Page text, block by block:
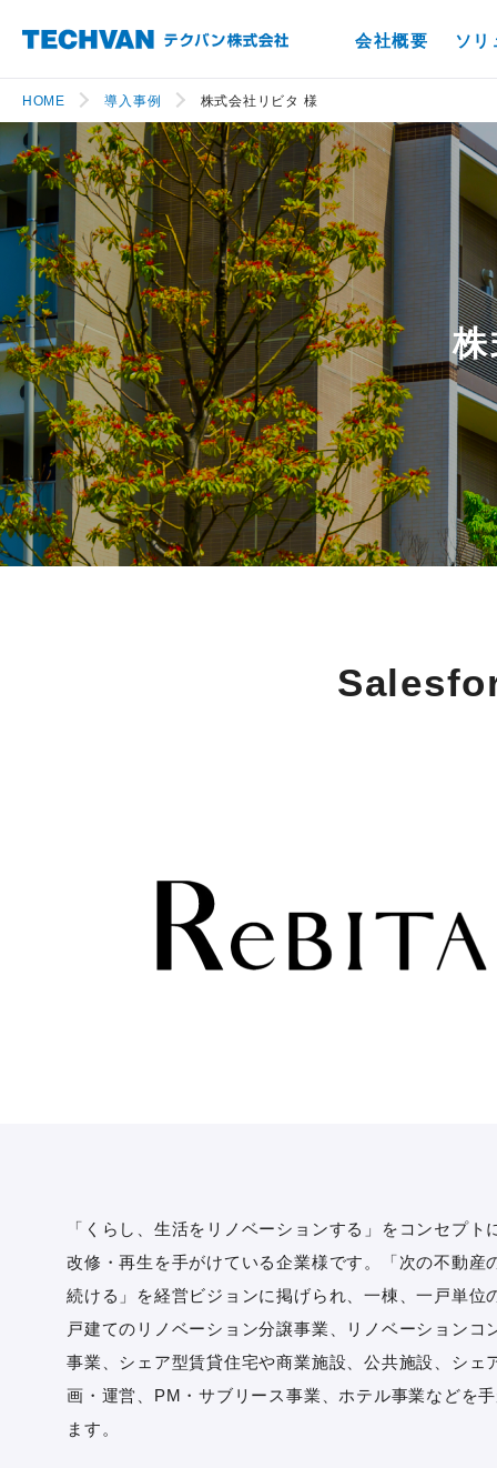
会社概要 ソリ
HOME 導入事例 株式会社リビタ 様
「くらし、生活をリノベーションする」をコンセプト
改修・再生を手がけている企業様です。「次の不動産
続ける」を経営ビジョンに掲げられ、一棟、一戸単位
戸建てのリノベーション分譲事業、リノベーションコ
事業、シェア型賃貸住宅や商業施設、公共施設、シェ
画・運営、PM・サブリース事業、ホテル事業などを
ます。